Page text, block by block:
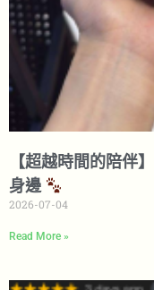
【超越時間的陪伴
身邊
2026-07-04
Read More »